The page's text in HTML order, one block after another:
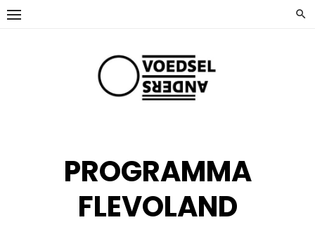
Ga
naar
PROGRAMMA
FLEVOLAND